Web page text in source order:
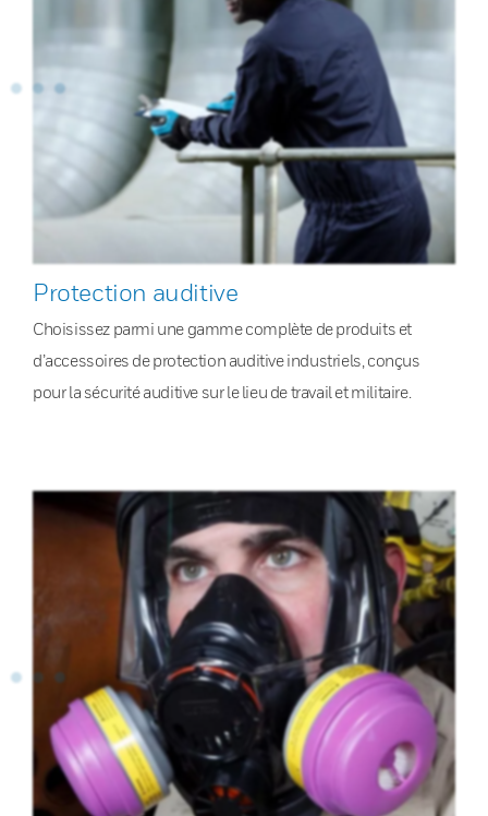
Protection auditive
Choisissez parmi une gamme complète de produits et
d’accessoires de protection auditive industriels, conçus
pour la sécurité auditive sur le lieu de travail et militaire.